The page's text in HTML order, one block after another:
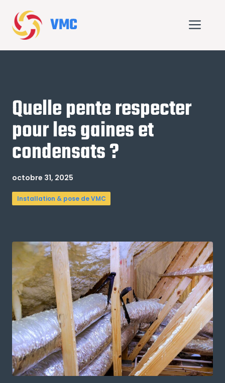
contenu
VMC
Quelle pente respecter
pour les gaines et
condensats ?
octobre 31, 2025
Installation & pose de VMC